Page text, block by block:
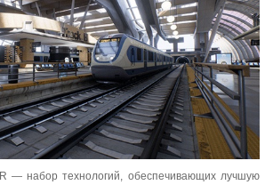
— набор технологий, обеспечивающих лучшую